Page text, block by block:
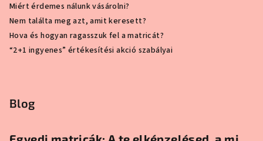
Miért érdemes nálunk vásárolni?
Nem találta meg azt, amit keresett?
Hova és hogyan ragasszuk fel a matricát?
“2+1 ingyenes” értékesítési akció szabályai
Blog